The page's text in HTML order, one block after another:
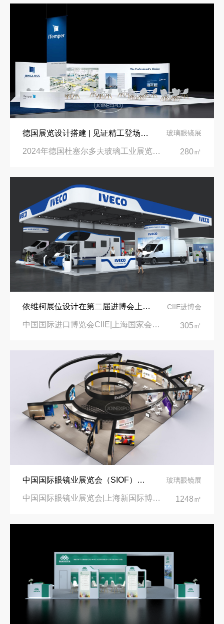
德国展览设计搭建 | 见证精工登场玻璃工业展览会 Glasstec 2024 玻璃眼镜展
2024年德国杜塞尔多夫玻璃工业展览会Glasstec|德国杜塞尔多夫会展中心 280㎡
依维柯展位设计在第二届进博会上吸引万千瞩目 CIIE进博会
中国国际进口博览会CIIE|上海国家会展中心 305㎡
中国国际眼镜业展览会（SIOF）‌展台设计搭建-眼镜业巨头依视路陆逊梯卡 玻璃眼镜展
中国国际眼镜业展览会|上海新国际博览中心‌ 1248㎡